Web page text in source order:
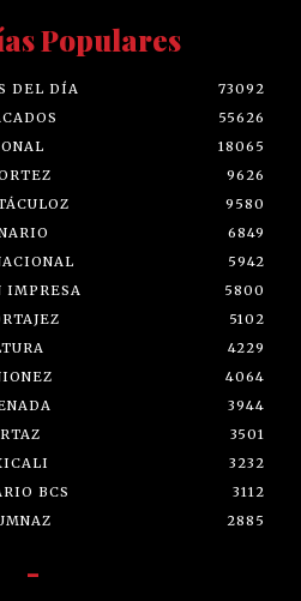
Populares
DEL DÍA
73092
55626
18065
9626
9580
6849
5942
IMPRESA
5800
5102
4229
4064
3944
3501
3232
BCS
3112
2885
-